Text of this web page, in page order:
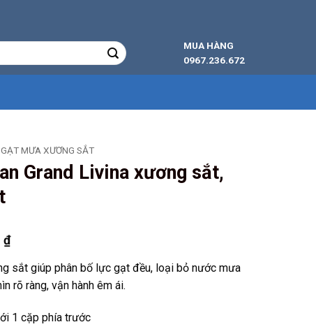
MUA HÀNG
0967.236.672
GẠT MƯA XƯƠNG SẮT
Grand Livina xương sắt,
₫Giá
hiện
tại
là:
149.000 ₫.
sắt giúp phân bố lực gạt đều, loại bỏ nước mưa
rõ ràng, vận hành êm ái.
1 cặp phía trước